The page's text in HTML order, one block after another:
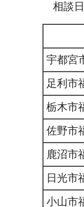
相談日
宇都宮
足利市
栃木市
佐野市
鹿沼市
日光市
小山市